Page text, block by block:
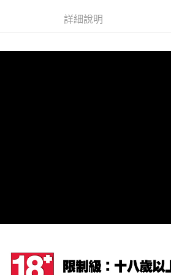
運送方式
宅配(1-2天到貨)
詳細說明